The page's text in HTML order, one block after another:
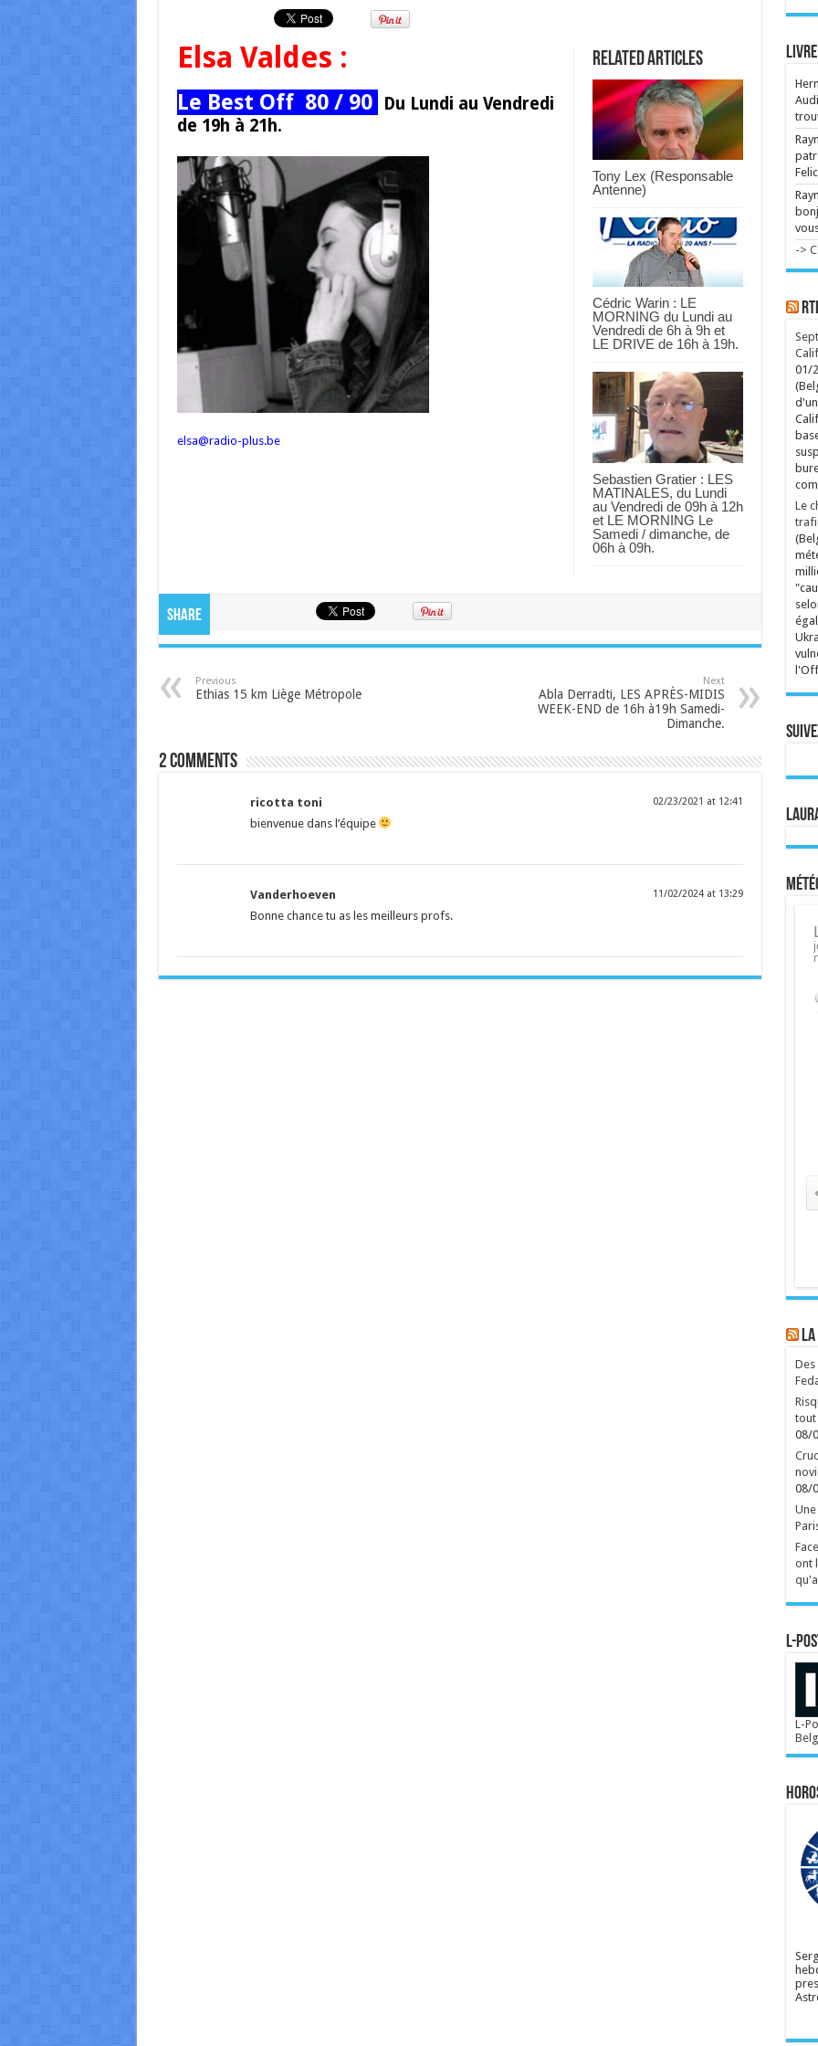
Related Articles
Tony Lex (Responsable
Antenne)
Cédric Warin : LE
MORNING du Lundi au
Vendredi de 6h à 9h et
LE DRIVE de 16h à 19h.
Sebastien Gratier : LES
MATINALES, du Lundi
au Vendredi de 09h à 12h
et LE MORNING Le
Samedi / dimanche, de
06h à 09h.
Elsa Valdes :
Le Best Off 80 / 90
Du Lundi au Vendredi
de 19h à 21h.
elsa@radio-plus.be
Share
Previous
Ethias 15 km Liège Métropole
Next
Abla Derradti, LES APRÈS-MIDIS
WEEK-END de 16h à19h Samedi-
Dimanche.
2 comments
ricotta toni 02/23/2021 at 12:41
bienvenue dans l’équipe
Vanderhoeven 11/02/2024 at 13:29
Bonne chance tu as les meilleurs profs.
->
01/
Le
Des
tout
08/
08/
ont
L-
L-